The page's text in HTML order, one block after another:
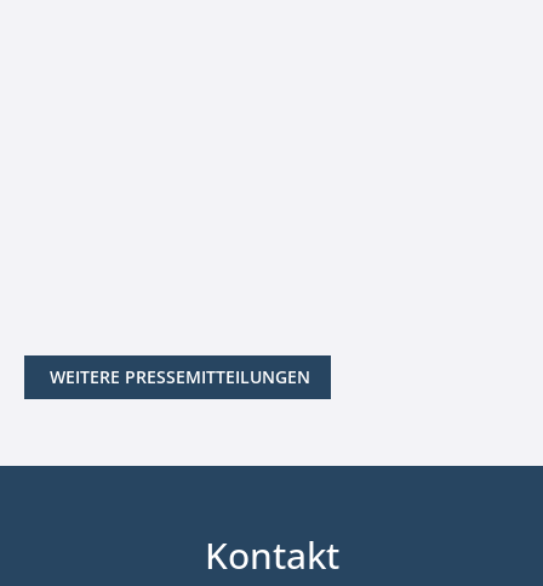
WEITERE PRESSEMITTEILUNGEN
Kontakt